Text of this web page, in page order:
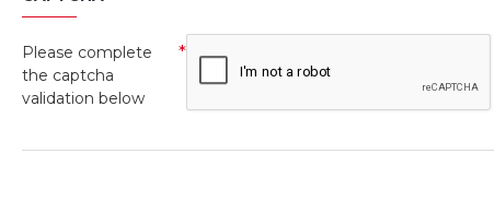
Please complete
the captcha
validation below